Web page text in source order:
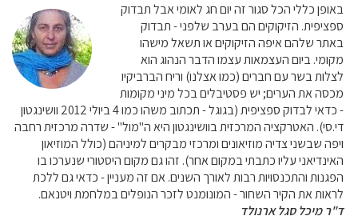
באופן כללי הכל סגור זה יום חג לאומי אבל תבדוק
ספציפית. הזיקוקים הם בערב שלפני - תבדוק
באתר שלהם איפה הזיקוקים או תשאל מישהו
מקומי. ביום העצמאות עצמו הדבר הנהוג הוא
לצלות בשר עם חברים (כמו אצלנו) וריח הברביקיו
מכסה את הערים; יש פסטיבלים בכל מיני מקומות
- כדאי לבדוק ספציפית (בגוגל - תכתוב משהו כמו 4 ביולי 2012 וושינגטון
די.סי). האטרקציה המרכזית בוושינגטון היא ה"מול" - שדרה מרכזית רחבה
ויפה שבשני צדיה מוזיאונים ומרכזי מבקרים למיניהם (כולל המוזיאון
האינדיאני עליו כתבתי במקום אחר). זהו גם מקום היסטורי שנערכו בו
הפגנות והתכנסויות רבות לאורך השנים. אם זה מעניין - כדאי גם ללכת
לראות את הקיר השחור - המונומנט לזכר הנופלים במלחמת ויטנאם.
ד"ר מיכל סגל ארנולד